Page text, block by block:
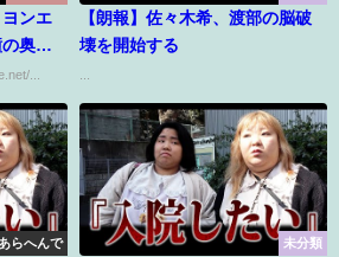
ンエ
奥に
...
【朗報】佐々木希、渡部の脳破
壊を開始する
らへんで 未分類